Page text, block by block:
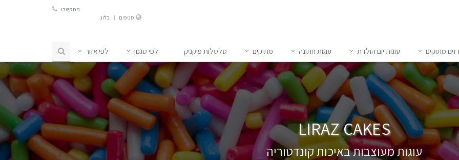
התקשרו
סניפים
בלוג
מתוקים עוגות יום הולדת עוגות חתונה מתוקים סלסלות פיקניק לפי סגנון לפי אזור
LIRAZ CAKES
עוגות מעוצבות באיכות קונדטוריה